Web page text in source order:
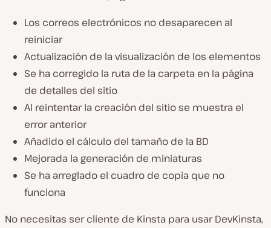
Los correos electrónicos no desaparecen al
reiniciar
Actualización de la visualización de los elementos
Se ha corregido la ruta de la carpeta en la página
de detalles del sitio
Al reintentar la creación del sitio se muestra el
error anterior
Añadido el cálculo del tamaño de la BD
Mejorada la generación de miniaturas
Se ha arreglado el cuadro de copia que no
funciona
No necesitas ser cliente de Kinsta para usar DevKinsta,